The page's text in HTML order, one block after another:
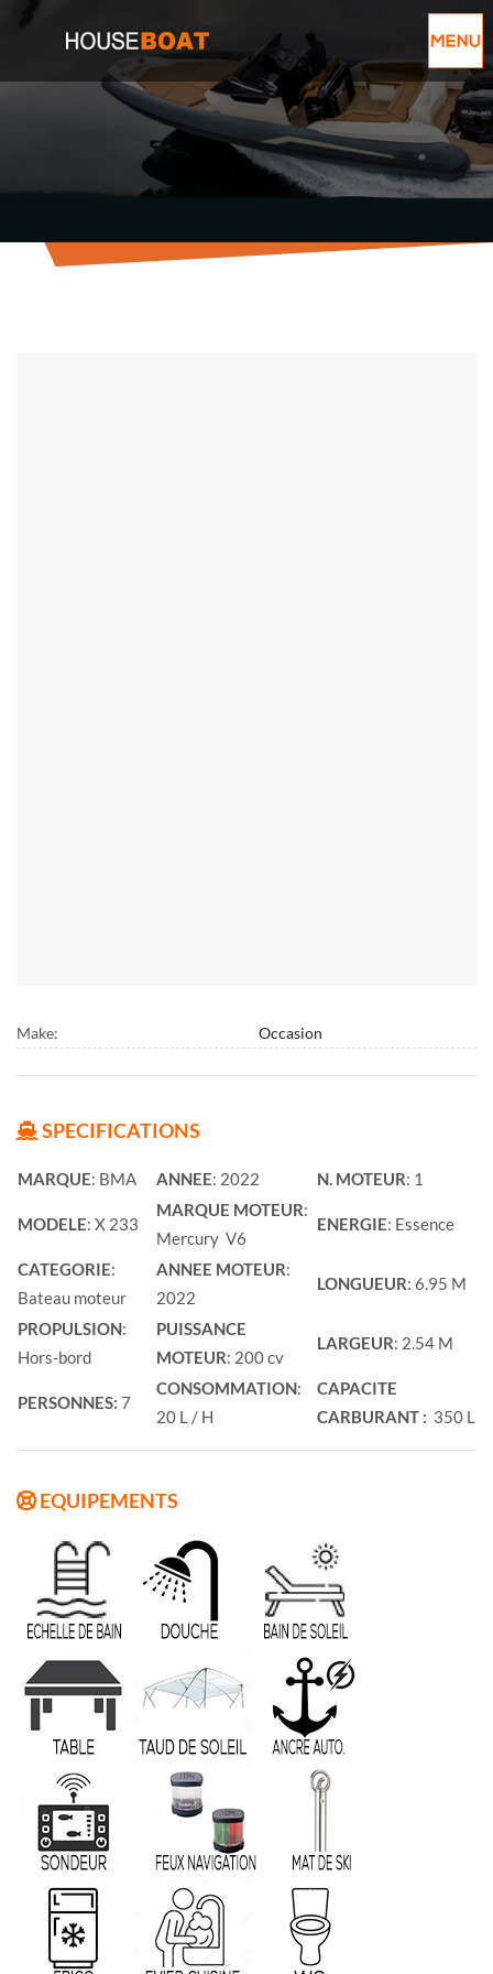
Make: Occasion
SPECIFICATIONS
MARQUE: BMA ANNEE: 2022 N. MOTEUR: 1
MODELE: X 233
MARQUE MOTEUR:
Mercury V6
ENERGIE: Essence
CATEGORIE:
Bateau moteur
ANNEE MOTEUR:
2022
LONGUEUR: 6.95 M
PROPULSION:
Hors-bord
PUISSANCE
MOTEUR: 200 cv
LARGEUR: 2.54 M
PERSONNES: 7
CONSOMMATION:
20 L / H
CAPACITE
CARBURANT : 350 L
EQUIPEMENTS